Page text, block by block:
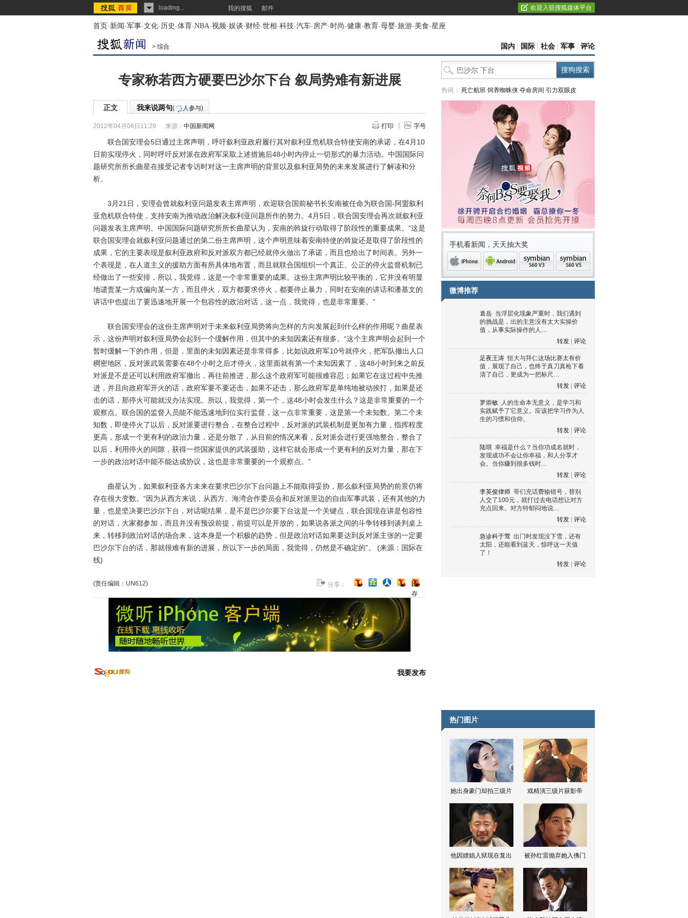
loading... 我的搜狐 邮件 欢迎入驻搜狐媒体平台
首页-新闻-军事-文化-历史-体育-NBA-视频-娱谈-财经-世相-科技-汽车-房产-时尚-健康-教育-母婴-旅游-美食-星座
> 综合 国内 国际 社会 军事 评论
专家称若西方硬要巴沙尔下台 叙局势难有新进展
正文 我来说两句( 人参与)
2012年04月06日11:29 来源： 中国新闻网 打印 字号
联合国安理会5日通过主席声明，呼吁叙利亚政府履行其对叙利亚危机联合特使安南的承诺，在4月10
日前实现停火，同时呼吁反对派在政府军采取上述措施后48小时内停止一切形式的暴力活动。中国国际问
题研究所所长曲星在接受记者专访时对这一主席声明的背景以及叙利亚局势的未来发展进行了解读和分
析。
3月21日，安理会曾就叙利亚问题发表主席声明，欢迎联合国前秘书长安南被任命为联合国-阿盟叙利
亚危机联合特使，支持安南为推动政治解决叙利亚问题所作的努力。4月5日，联合国安理会再次就叙利亚
问题发表主席声明。中国国际问题研究所所长曲星认为，安南的斡旋行动取得了阶段性的重要成果。“这是
联合国安理会就叙利亚问题通过的第二份主席声明，这个声明意味着安南特使的斡旋还是取得了阶段性的
成果，它的主要表现是叙利亚政府和反对派双方都已经就停火做出了承诺，而且也给出了时间表。另外一
个表现是，在人道主义的援助方面有所具体地布置，而且就联合国组织一个真正、公正的停火监督机制已
经做出了一些安排，所以，我觉得，这是一个非常重要的成果。这份主席声明比较平衡的，它并没有明显
地谴责某一方或偏向某一方，而且停火，双方都要求停火，都要停止暴力，同时在安南的讲话和潘基文的
讲话中也提出了要迅速地开展一个包容性的政治对话，这一点，我觉得，也是非常重要。”
联合国安理会的这份主席声明对于未来叙利亚局势将向怎样的方向发展起到什么样的作用呢？曲星表
示，这份声明对叙利亚局势会起到一个缓解作用，但其中的未知因素还有很多。“这个主席声明会起到一个
暂时缓解一下的作用，但是，里面的未知因素还是非常得多，比如说政府军10号就停火，把军队撤出人口
稠密地区，反对派武装需要在48个小时之后才停火，这里面就有第一个未知因素了，这48小时到来之前反
对派是不是还可以利用政府军撤出，再往前推进，那么这个政府军可能很难容忍；如果它在这过程中先推
进，并且向政府军开火的话，政府军要不要还击，如果不还击，那么政府军是单纯地被动挨打，如果是还
击的话，那停火可能就没办法实现。所以，我觉得，第一个，这48小时会发生什么？这是非常重要的一个
观察点。联合国的监督人员能不能迅速地到位实行监督，这一点非常重要，这是第一个未知数。第二个未
知数，即使停火了以后，反对派要进行整合，在整合过程中，反对派的武装机制是更加有力量，指挥程度
更高，形成一个更有利的政治力量，还是分散了，从目前的情况来看，反对派会进行更强地整合，整合了
以后，利用停火的间隙，获得一些国家提供的武装援助，这样它就会形成一个更有利的反对力量，那在下
一步的政治对话中能不能达成协议，这也是非常重要的一个观察点。”
曲星认为，如果叙利亚各方未来在要求巴沙尔下台问题上不能取得妥协，那么叙利亚局势的前景仍将
存在很大变数。“因为从西方来说，从西方、海湾合作委员会和反对派里边的自由军事武装，还有其他的力
量，也是坚决要巴沙尔下台，对话呢结果，是不是巴沙尔要下台这是一个关键点，联合国现在讲是包容性
的对话，大家都参加，而且并没有预设前提，前提可以是开放的，如果说各派之间的斗争转移到谈判桌上
来，转移到政治对话的场合来，这本身是一个积极的趋势，但是政治对话如果要达到反对派主张的一定要
巴沙尔下台的话，那就很难有新的进展，所以下一步的局面，我觉得，仍然是不确定的”。 (来源：国际在
线)
(责任编辑：UN612) 分享：
[保
存
我要发布
热词： 死亡航班 饲养蜘蛛侠 夺命房间 引力双眼皮
手机看新闻，天天抽大奖
Android symbian
微博推荐
袁岳 当浮层化现象严重时，我们遇到
的挑战是，出的主意没有太大实操价
值，从事实际操作的人…
转发
评论
足夜王涛 恒大与拜仁这场比赛太有价
值，展现了自己，也终于真刀真枪下看
清了自己，更成为一把标尺…
转发
评论
罗崇敏 人的生命本无意义，是学习和
实践赋予了它意义。应该把学习作为人
生的习惯和信仰。
转发
评论
陆琪 幸福是什么？当你功成名就时，
发现成功不会让你幸福，和人分享才
会。当你赚到很多钱时…
转发
评论
李英俊律师 哥们充话费输错号，替别
人交了100元，就打过去电话想让对方
充点回来。对方特郁闷地说…
转发
评论
急诊科于莺 出门时发现没下雪，还有
太阳，还能看到蓝天，惊呼这一天值
了！
转发
评论
热门图片
她出身豪门却拍三级片 戏精演三级片获影帝
他因嫖娼入狱现在复出 被孙红雷抛弃她入佛门